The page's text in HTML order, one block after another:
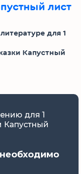
лист
для 1
Капустный
для 1
Капустный